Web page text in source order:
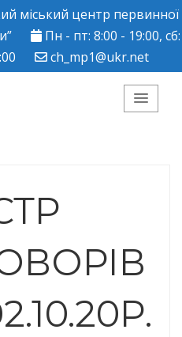
міський центр первинної
Пн - пт: 8:00 - 19:00, сб:
ch_mp1@ukr.net
міський